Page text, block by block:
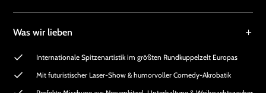
Was wir lieben
Internationale Spitzenartistik im größten Rundkuppelzelt Europas
Mit futuristischer Laser-Show & humorvoller Comedy-Akrobatik